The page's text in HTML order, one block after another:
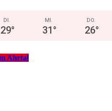
DI.
29°
MI.
31°
DO.
26°
Ahrtal